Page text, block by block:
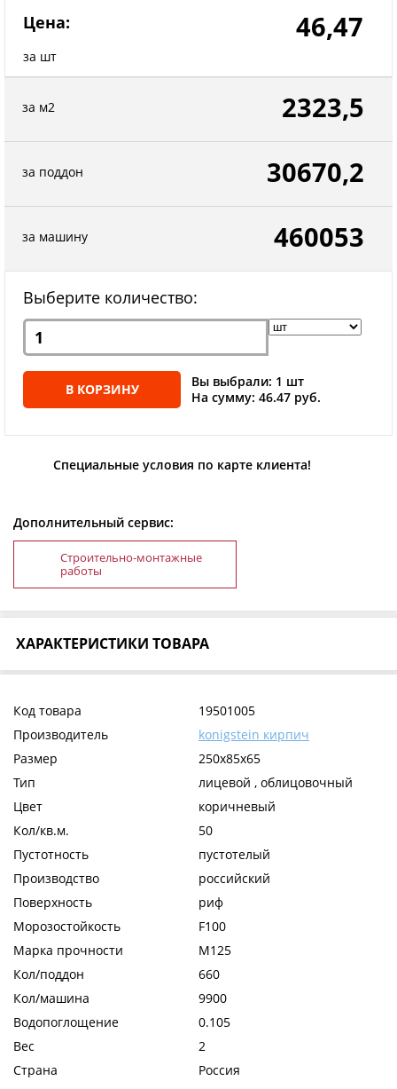
Цена:
за шт
46,47
за м2 2323,5
за поддон 30670,2
за машину 460053
Выберите количество:
В КОРЗИНУ
Вы выбрали: 1 шт
На сумму: 46.47 руб.
Специальные условия по карте клиента!
Дополнительный сервис:
Строительно-монтажные
работы
ХАРАКТЕРИСТИКИ ТОВАРА
Код товара
19501005
Производитель
konigstein кирпич
Размер
250х85х65
Тип
лицевой , облицовочный
Цвет
коричневый
Кол/кв.м.
50
Пустотность
пустотелый
Производство
российский
Поверхность
риф
Морозостойкость
F100
Марка прочности
М125
Кол/поддон
660
Кол/машина
9900
Водопоглощение
0.105
Вес
2
Страна
Россия